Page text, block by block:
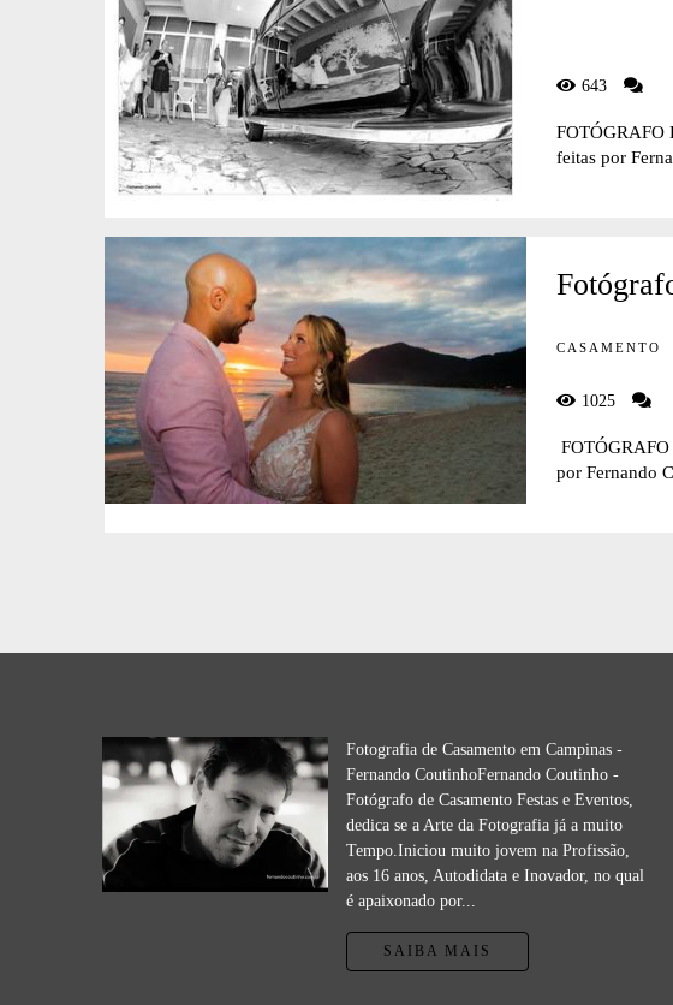
643
FOTÓGRAFO
feitas por
CASAMENTO
1025
por Fernando
Fotografia de Casamento em Campinas -
Fernando CoutinhoFernando Coutinho -
Fotógrafo de Casamento Festas e Eventos,
dedica se a Arte da Fotografia já a muito
Tempo.Iniciou muito jovem na Profissão,
aos 16 anos, Autodidata e Inovador, no qual
é apaixonado por...
SAIBA MAIS